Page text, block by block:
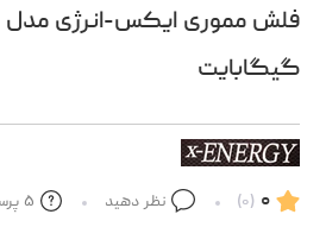
گیگابایت
۰ (۰) نظر دهید ۵